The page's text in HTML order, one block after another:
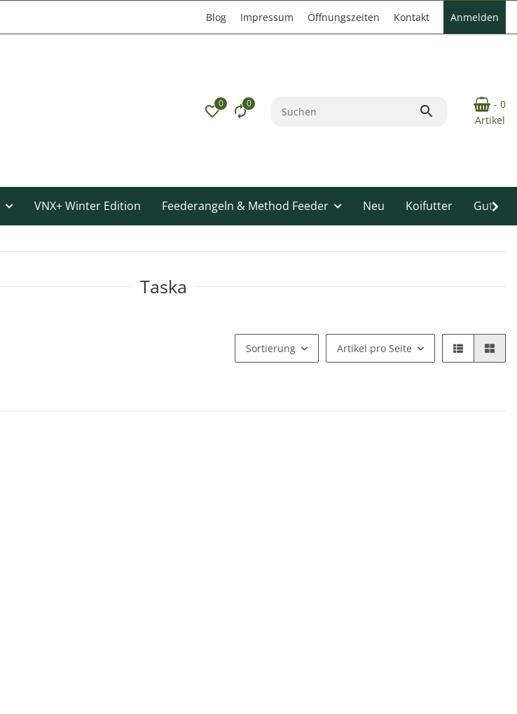
Blog Impressum Öffnungszeiten Kontakt Anmelden
0 0
- 0
Artikel
VNX+ Winter Edition Feederangeln & Method Feeder Neu Koifutter
Taska
Sortierung Artikel pro Seite